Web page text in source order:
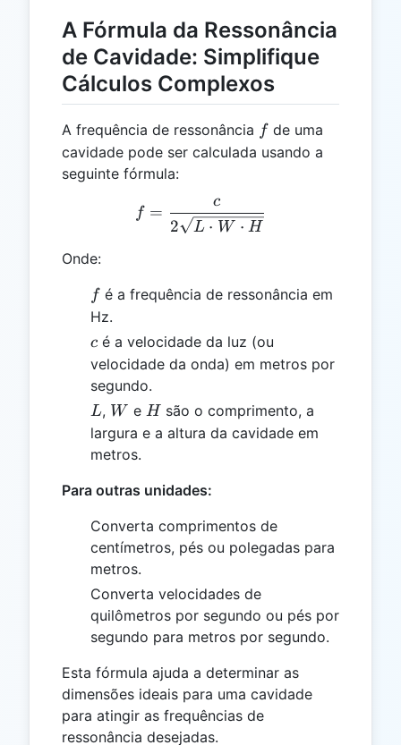
A Fórmula da Ressonância
de Cavidade: Simplifique
Cálculos Complexos
A frequência de ressonância ff de uma
cavidade pode ser calculada usando a
seguinte fórmula:
f = \frac{c}{2 \sqrt{L
f =
2 L ⋅ W ⋅ H
c
Onde:
ff é a frequência de ressonância em
Hz.
c
c é a velocidade da luz (ou
velocidade da onda) em metros por
segundo.
L
L, W
W e H
H são o comprimento, a
largura e a altura da cavidade em
metros.
Para outras unidades:
Converta comprimentos de
centímetros, pés ou polegadas para
metros.
Converta velocidades de
quilômetros por segundo ou pés por
segundo para metros por segundo.
Esta fórmula ajuda a determinar as
dimensões ideais para uma cavidade
para atingir as frequências de
ressonância desejadas.